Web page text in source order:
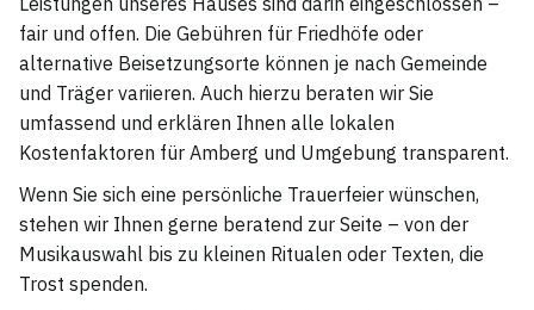
fair und offen. Die Gebühren für Friedhöfe oder
alternative Beisetzungsorte können je nach Gemeinde
und Träger variieren. Auch hierzu beraten wir Sie
umfassend und erklären Ihnen alle lokalen
Kostenfaktoren für Amberg und Umgebung transparent.
Wenn Sie sich eine persönliche Trauerfeier wünschen,
stehen wir Ihnen gerne beratend zur Seite – von der
Musikauswahl bis zu kleinen Ritualen oder Texten, die
Trost spenden.